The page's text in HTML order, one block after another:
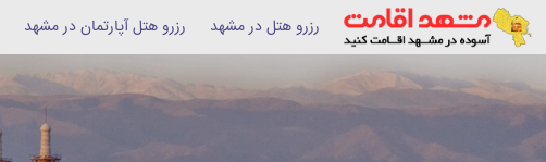
رزرو هتل در مشهد رزرو هتل آپارتمان در مشهد